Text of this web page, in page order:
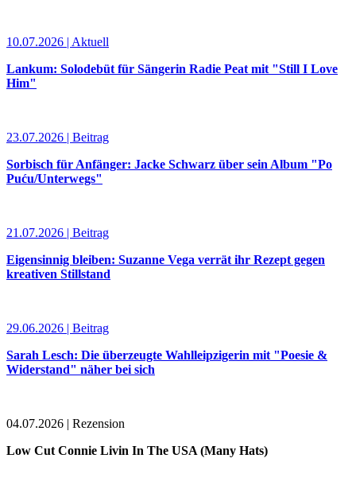
10.07.2026 | Aktuell
Lankum: Solodebüt für Sängerin Radie Peat mit "Still I Love
Him"
23.07.2026 | Beitrag
Sorbisch für Anfänger: Jacke Schwarz über sein Album "Po
Puću/Unterwegs"
21.07.2026 | Beitrag
Eigensinnig bleiben: Suzanne Vega verrät ihr Rezept gegen
kreativen Stillstand
29.06.2026 | Beitrag
Sarah Lesch: Die überzeugte Wahlleipzigerin mit "Poesie &
Widerstand" näher bei sich
04.07.2026 | Rezension
Low Cut Connie Livin In The USA (Many Hats)